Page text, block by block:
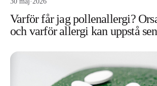
Varför får jag pollenallergi?
och varför allergi kan uppstå